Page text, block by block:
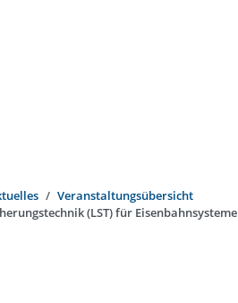
Veranstaltungsübersicht
(LST) für Eisenbahnsysteme